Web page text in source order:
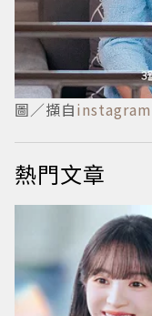
圖／擷自instagram
熱門文章